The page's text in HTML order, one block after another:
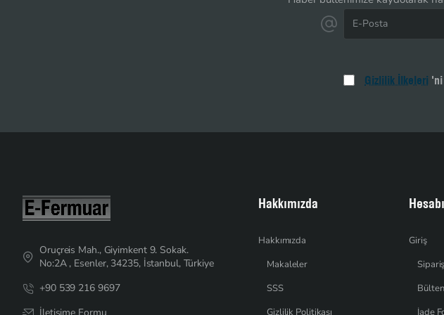
Gizlilik İlkeleri
Oruçreis Mah., Giyimkent 9. Sokak.
No:2A , Esenler, 34235, İstanbul, Türkiye
+90 539 216 9697
Hakkımızda
Hakkımızda
Makaleler
SSS
Gizlilik Politikası
Giriş
İade